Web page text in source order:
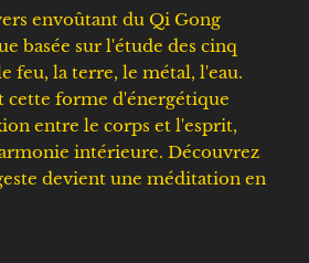
envoûtant du Qi Gong
basée sur l'étude des cinq
feu, la terre, le métal, l'eau.
cette forme d'énergétique
entre le corps et l'esprit,
intérieure. Découvrez
devient une méditation en